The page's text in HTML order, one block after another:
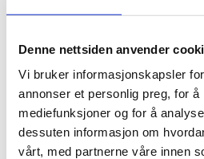
Denne nettsiden anvender
Vi bruker informasjonskapsler
annonser et personlig preg, for
mediefunksjoner og for å
dessuten informasjon om
vårt, med partnerne våre innen